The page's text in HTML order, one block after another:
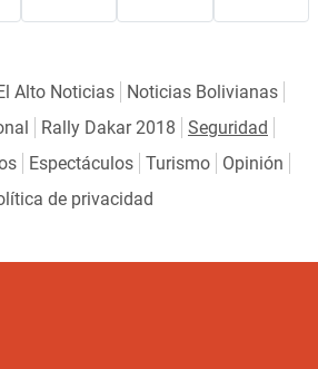
Alto Noticias
Noticias Bolivianas
Rally Dakar 2018
Seguridad
Espectáculos Turismo
Opinión
de privacidad